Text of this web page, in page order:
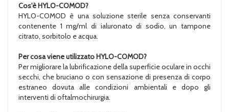
Cos'è HYLO-COMOD?
HYLO-COMOD è una soluzione sterile senza conservanti
contenente 1 mg/ml di ialuronato di sodio, un tampone
citrato, sorbitolo e acqua.
Per cosa viene utilizzato HYLO-COMOD?
Per migliorare la lubrificazione della superficie oculare in occhi
secchi, che bruciano o con sensazione di presenza di corpo
estraneo dovuta alle condizioni ambientali e dopo gli
interventi di oftalmochirurgia.